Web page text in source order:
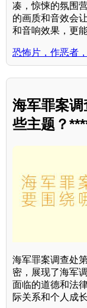
凑，惊悚的氛围
的画质和音效会
和音响效果，更
恐怖片，作恶者
海军罪案
些主题？
海军罪案调查处
密，展现了海军
面临的道德和法
际关系和个人成